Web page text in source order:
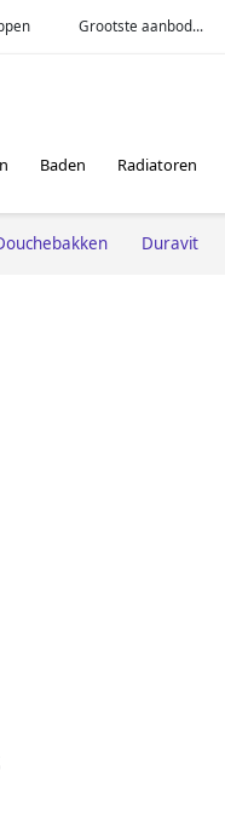
Grootste aanbod...
Baden Radiatoren
Duravit